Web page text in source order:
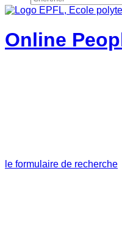
Online
le formulaire de recherche